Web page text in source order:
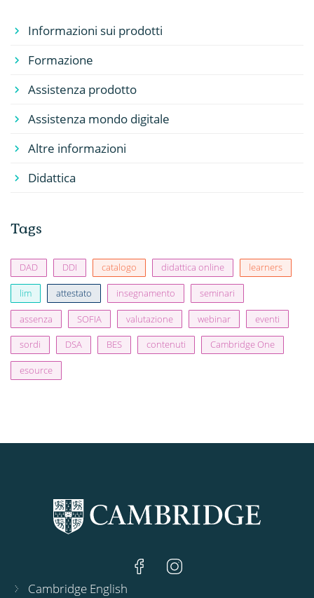
Informazioni sui prodotti
Formazione
Assistenza prodotto
Assistenza mondo digitale
Altre informazioni
Didattica
Tags
DAD DDI catalogo didattica online learners
lim attestato insegnamento seminari
assenza SOFIA valutazione webinar eventi
sordi DSA BES contenuti Cambridge One
esource
Cambridge English